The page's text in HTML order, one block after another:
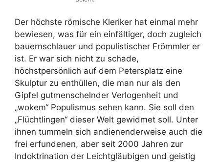
Der höchste römische Kleriker hat einmal mehr
bewiesen, was für ein einfältiger, doch zugleich
bauernschlauer und populistischer Frömmler er
ist. Er war sich nicht zu schade,
höchstpersönlich auf dem Petersplatz eine
Skulptur zu enthüllen, die man nur als den
Gipfel gutmenschelnder Verlogenheit und
„wokem“ Populismus sehen kann. Sie soll den
„Flüchtlingen“ dieser Welt gewidmet soll. Unter
ihnen tummeln sich andienenderweise auch die
frei erfundenen, aber seit 2000 Jahren zur
Indoktrination der Leichtgläubigen und geistig